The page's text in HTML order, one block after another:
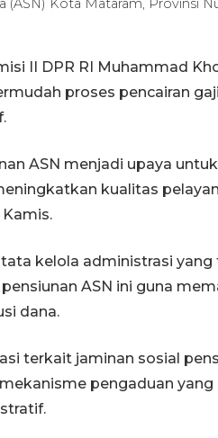
(ASN) Kota Mataram, Provinsi
II DPR RI Muhammad
proses pencairan
ASN menjadi upaya
kualitas
kelola administrasi
ASN ini guna
dana.
terkait jaminan sosial
pengaduan